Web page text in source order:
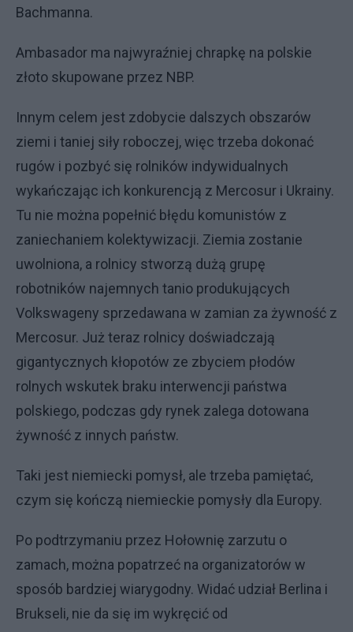
Bachmanna.
Ambasador ma najwyraźniej chrapkę na polskie
złoto skupowane przez NBP.
Innym celem jest zdobycie dalszych obszarów
ziemi i taniej siły roboczej, więc trzeba dokonać
rugów i pozbyć się rolników indywidualnych
wykańczając ich konkurencją z Mercosur i Ukrainy.
Tu nie można popełnić błędu komunistów z
zaniechaniem kolektywizacji. Ziemia zostanie
uwolniona, a rolnicy stworzą dużą grupę
robotników najemnych tanio produkujących
Volkswageny sprzedawana w zamian za żywność z
Mercosur. Już teraz rolnicy doświadczają
gigantycznych kłopotów ze zbyciem płodów
rolnych wskutek braku interwencji państwa
polskiego, podczas gdy rynek zalega dotowana
żywność z innych państw.
Taki jest niemiecki pomysł, ale trzeba pamiętać,
czym się kończą niemieckie pomysły dla Europy.
Po podtrzymaniu przez Hołownię zarzutu o
zamach, można popatrzeć na organizatorów w
sposób bardziej wiarygodny. Widać udział Berlina i
Brukseli, nie da się im wykręcić od